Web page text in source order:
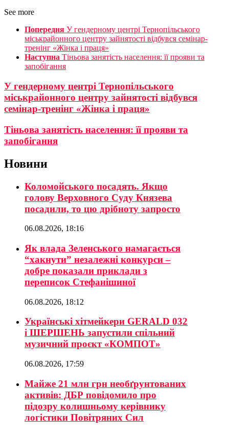
See more
Попередня У гендерному центрі Тернопільського
міськрайонного центру зайнятості відбувся семінар-
тренінг «Жінка і праця»
Наступна Тіньова занятість населення: її прояви та
запобігання
У гендерному центрі Тернопільського
міськрайонного центру зайнятості відбувся
семінар-тренінг «Жінка і праця»
Тіньова занятість населення: її прояви та
запобігання
Новини
Коломойського посадять. Якщо
голову Верховного Суду Князева
посадили, то цю дрібноту запросто
06.08.2026, 18:16
Як влада Зеленського намагається
“хакнути” незалежні конкурси –
добре показали приклади з
переписок Стефанішиної
06.08.2026, 18:12
Українські хітмейкери GERALD 032
і ШЕРШЕНЬ запустили спільний
музичний проєкт «КОМПОТ»
06.08.2026, 17:59
Майже 21 млн грн необґрунтованих
активів: ДБР повідомило про
підозру колишньому керівнику
логістики Повітряних Сил